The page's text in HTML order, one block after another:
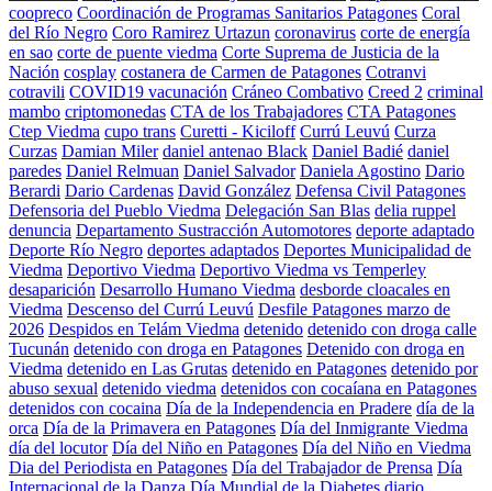
coopreco Coordinación de Programas Sanitarios Patagones Coral
del Río Negro Coro Ramirez Urtazun coronavirus corte de energía
en sao corte de puente viedma Corte Suprema de Justicia de la
Nación cosplay costanera de Carmen de Patagones Cotranvi
cotravili COVID19 vacunación Cráneo Combativo Creed 2 criminal
mambo criptomonedas CTA de los Trabajadores CTA Patagones
Ctep Viedma cupo trans Curetti - Kiciloff Currú Leuvú Curza
Curzas Damian Miler daniel antenao Black Daniel Badié daniel
paredes Daniel Relmuan Daniel Salvador Daniela Agostino Dario
Berardi Dario Cardenas David González Defensa Civil Patagones
Defensoria del Pueblo Viedma Delegación San Blas delia ruppel
denuncia Departamento Sustracción Automotores deporte adaptado
Deporte Río Negro deportes adaptados Deportes Municipalidad de
Viedma Deportivo Viedma Deportivo Viedma vs Temperley
desaparición Desarrollo Humano Viedma desborde cloacales en
Viedma Descenso del Currú Leuvú Desfile Patagones marzo de
2026 Despidos en Telám Viedma detenido detenido con droga calle
Tucunán detenido con droga en Patagones Detenido con droga en
Viedma detenido en Las Grutas detenido en Patagones detenido por
abuso sexual detenido viedma detenidos con cocaíana en Patagones
detenidos con cocaina Día de la Independencia en Pradere día de la
orca Día de la Primavera en Patagones Día del Inmigrante Viedma
día del locutor Día del Niño en Patagones Día del Niño en Viedma
Dia del Periodista en Patagones Día del Trabajador de Prensa Día